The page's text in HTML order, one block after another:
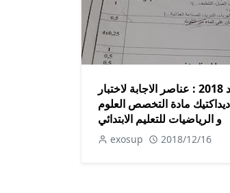
مباراة التعاقد 2018 : عناصر الاجابة لاختبار
مادة التخصص العلوم
و الرياضيات للتعليم الابتدائي
exosup 2018/12/16